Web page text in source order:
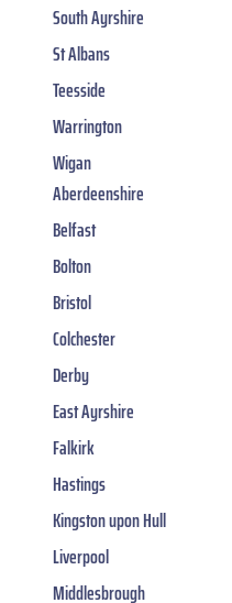
South Ayrshire
St Albans
Teesside
Warrington
Wigan
Aberdeenshire
Belfast
Bolton
Bristol
Colchester
Derby
East Ayrshire
Falkirk
Hastings
Kingston upon Hull
Liverpool
Middlesbrough